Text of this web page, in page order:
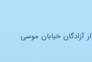
آزادگان خیابان موسی